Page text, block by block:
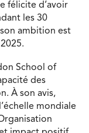
félicite d’avoir
les 30
ambition est
School of
des
À son avis,
mondiale